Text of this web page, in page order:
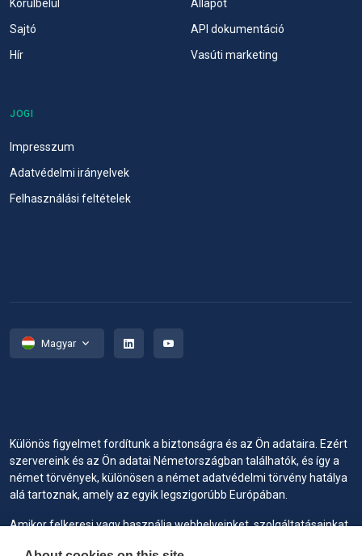
Körülbelül
Sajtó
Hír
Állapot
API dokumentáció
Vasúti marketing
JOGI
Impresszum
Adatvédelmi irányelvek
Felhasználási feltételek
Magyar
Különös figyelmet fordítunk a biztonságra és az Ön adataira. Ezért
szervereink és az Ön adatai Németországban találhatók, és így a
német törvények, különösen a német adatvédelmi törvény hatálya
alá tartoznak, amely az egyik legszigorúbb Európában.
Amikor felkeresi vagy használja webhelyeinket, szolgáltatásainkat